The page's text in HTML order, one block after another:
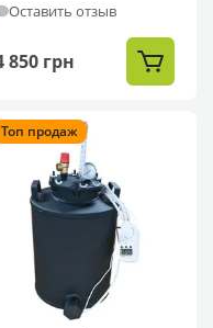
Оставить отзыв
850 грн
Топ продаж